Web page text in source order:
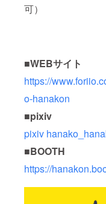
可）
■WEBサイト
https://
o-hanakon
■pixiv
pixiv
■BOOTH
https://